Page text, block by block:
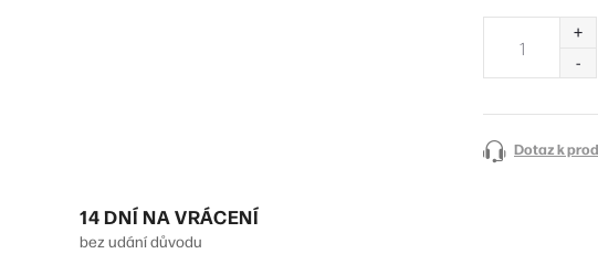
Dotaz k
14 DNÍ NA VRÁCENÍ
bez udání důvodu